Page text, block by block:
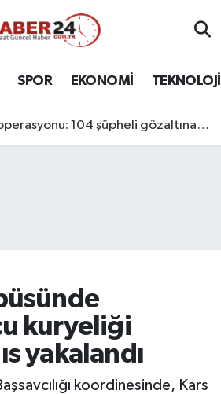
SPOR EKONOMİ TEKNOLOJİ
104 şüpheli gözaltına alındı
kuryeliği
yakalandı
koordinesinde, Kars